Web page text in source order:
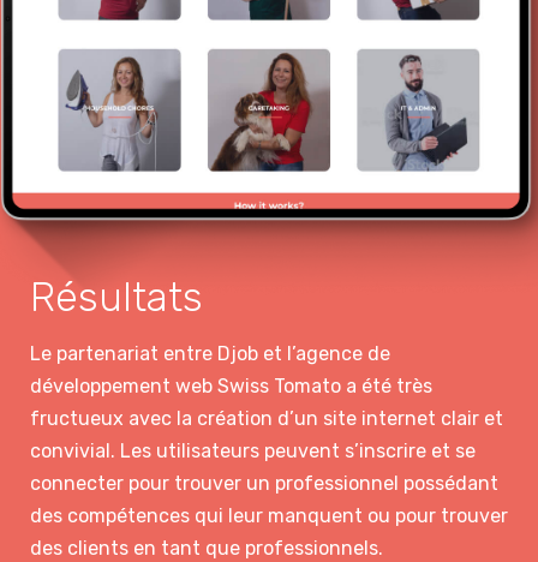
Résultats
Le partenariat entre Djob et l’agence de
développement web Swiss Tomato a été très
fructueux avec la création d’un site internet clair et
convivial. Les utilisateurs peuvent s’inscrire et se
connecter pour trouver un professionnel possédant
des compétences qui leur manquent ou pour trouver
des clients en tant que professionnels.